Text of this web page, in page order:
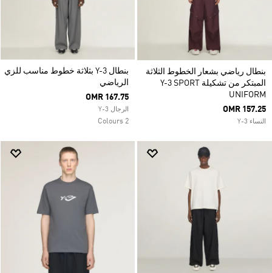
بنطال رياضي بشعار الخطوط الثلاثة
المبتكر من تشكيلة Y-3 SPORT
UNIFORM
OMR 157.25
النساء Y-3
بنطال Y-3 بثلاثة خطوط مناسب للزي
الرياضي
OMR 167.75
الرجال Y-3
2 Colours